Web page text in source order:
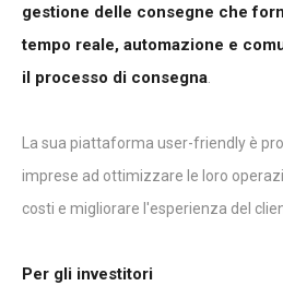
gestione delle consegne che
tempo reale, automazione e
il processo di consegna
La sua piattaforma user-friendly è
imprese ad ottimizzare le loro
costi e migliorare l'esperienza del
Per gli investitori